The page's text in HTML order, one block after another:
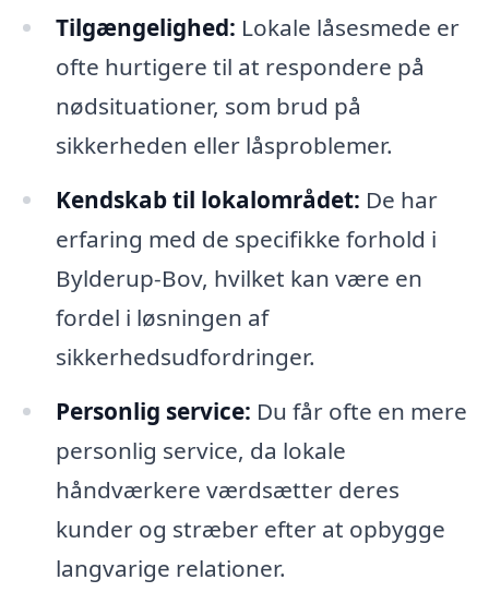
Tilgængelighed: Lokale låsesmede er
ofte hurtigere til at respondere på
nødsituationer, som brud på
sikkerheden eller låsproblemer.
Kendskab til lokalområdet: De har
erfaring med de specifikke forhold i
Bylderup-Bov, hvilket kan være en
fordel i løsningen af
sikkerhedsudfordringer.
Personlig service: Du får ofte en mere
personlig service, da lokale
håndværkere værdsætter deres
kunder og stræber efter at opbygge
langvarige relationer.